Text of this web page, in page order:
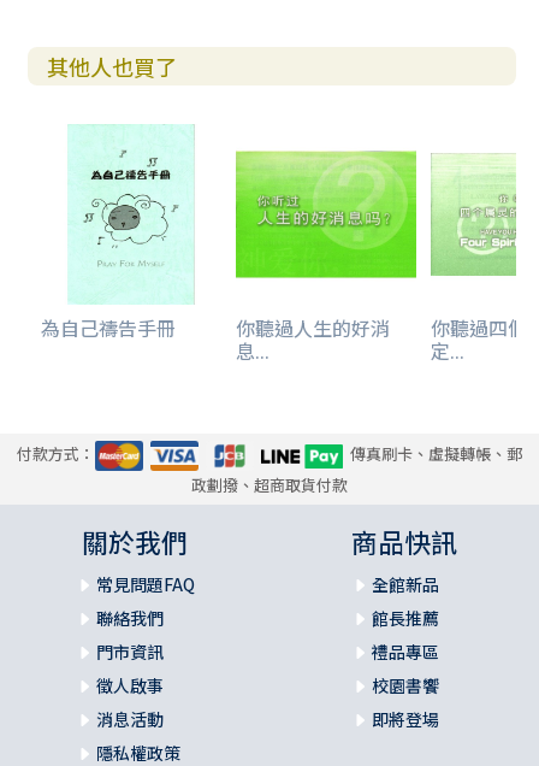
其他人也買了
為自己禱告手冊 你聽過人生的好消
息...
你聽過四個
定...
付款方式：
傳真刷卡、虛擬轉帳、郵
政劃撥、超商取貨付款
關於我們
常見問題FAQ
聯絡我們
門市資訊
徵人啟事
消息活動
隱私權政策
商品快訊
全館新品
館長推薦
禮品專區
校園書饗
即將登場